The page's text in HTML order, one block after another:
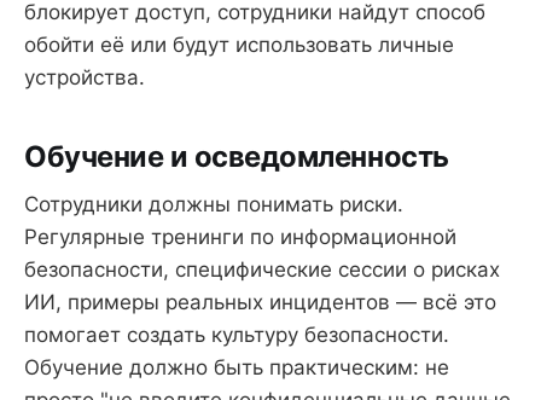
блокирует доступ, сотрудники найдут способ
обойти её или будут использовать личные
устройства.
Обучение и осведомленность
Сотрудники должны понимать риски.
Регулярные тренинги по информационной
безопасности, специфические сессии о рисках
ИИ, примеры реальных инцидентов — всё это
помогает создать культуру безопасности.
Обучение должно быть практическим: не